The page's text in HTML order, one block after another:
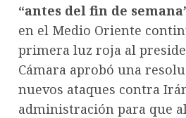
“antes del fin de
en el Medio Oriente
primera luz roja al
Cámara aprobó una
nuevos ataques contra
administración para que